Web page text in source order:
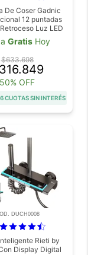
De Coser Gadnic
12 puntadas
Luz LED
Libre Velocidad
71W
Gratis Hoy
$633.698
50% OFF
CUOTAS SIN INTERÉS
DUCH0008
Rieti by
Display Digital